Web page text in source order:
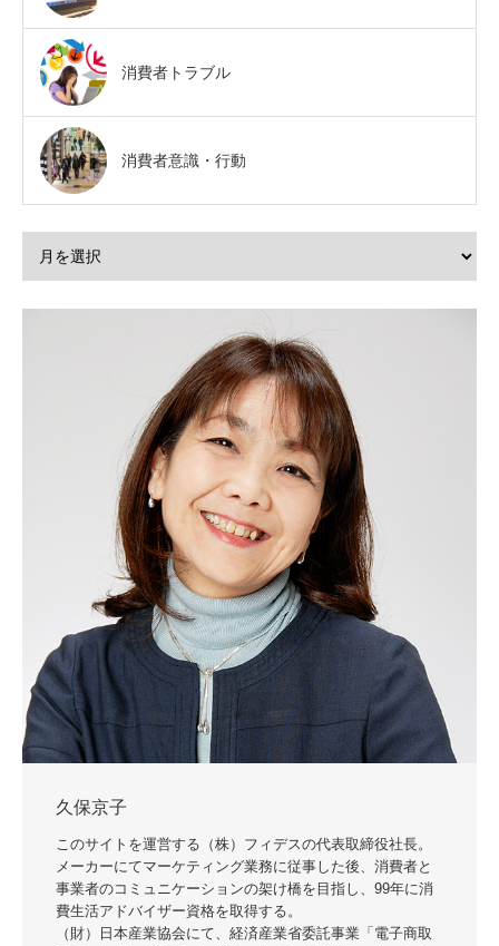
消費者トラブル
消費者意識・行動
久保京子
このサイトを運営する（株）フィデスの代表取締役社長。
メーカーにてマーケティング業務に従事した後、消費者と
事業者のコミュニケーションの架け橋を目指し、99年に消
費生活アドバイザー資格を取得する。
（財）日本産業協会にて、経済産業省委託事業「電子商取